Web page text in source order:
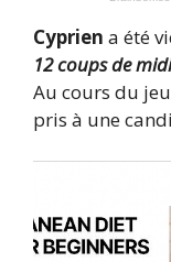
Cyprien a été
12 coups de midi
Au cours du
pris à une